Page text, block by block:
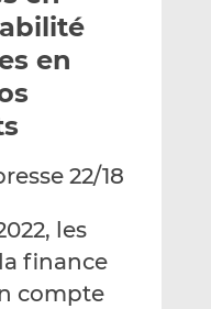
en
22/18
les
finance
compte